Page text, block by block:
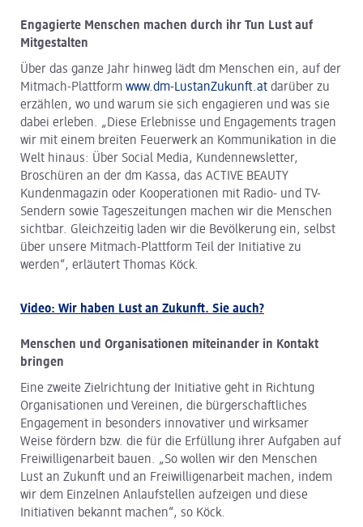
Engagierte Menschen machen durch ihr Tun Lust auf
Mitgestalten
Über das ganze Jahr hinweg lädt dm Menschen ein, auf der
Mitmach-Plattform www.dm-LustanZukunft.at darüber zu
erzählen, wo und warum sie sich engagieren und was sie
dabei erleben. „Diese Erlebnisse und Engagements tragen
wir mit einem breiten Feuerwerk an Kommunikation in die
Welt hinaus: Über Social Media, Kundennewsletter,
Broschüren an der dm Kassa, das ACTIVE BEAUTY
Kundenmagazin oder Kooperationen mit Radio- und TV-
Sendern sowie Tageszeitungen machen wir die Menschen
sichtbar. Gleichzeitig laden wir die Bevölkerung ein, selbst
über unsere Mitmach-Plattform Teil der Initiative zu
werden“, erläutert Thomas Köck.
Video: Wir haben Lust an Zukunft. Sie auch?
Menschen und Organisationen miteinander in Kontakt
bringen
Eine zweite Zielrichtung der Initiative geht in Richtung
Organisationen und Vereinen, die bürgerschaftliches
Engagement in besonders innovativer und wirksamer
Weise fördern bzw. die für die Erfüllung ihrer Aufgaben auf
Freiwilligenarbeit bauen. „So wollen wir den Menschen
Lust an Zukunft und an Freiwilligenarbeit machen, indem
wir dem Einzelnen Anlaufstellen aufzeigen und diese
Initiativen bekannt machen“, so Köck.